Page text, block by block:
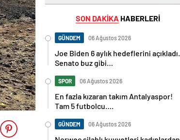
SON DAKİKA HABERLERİ
GÜNDEM 06 Ağustos 2026
Joe Biden 6 aylık hedeflerini açıkladı.
Senato buz gibi…
SPOR 06 Ağustos 2026
En fazla kızaran takım Antalyaspor!
Tam 5 futbolcu….
GÜNDEM 06 Ağustos 2026